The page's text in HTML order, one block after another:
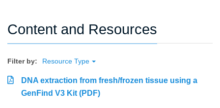
Content and Resources
Filter by: Resource Type
DNA extraction from fresh/frozen tissue using a
GenFind V3 Kit (PDF)